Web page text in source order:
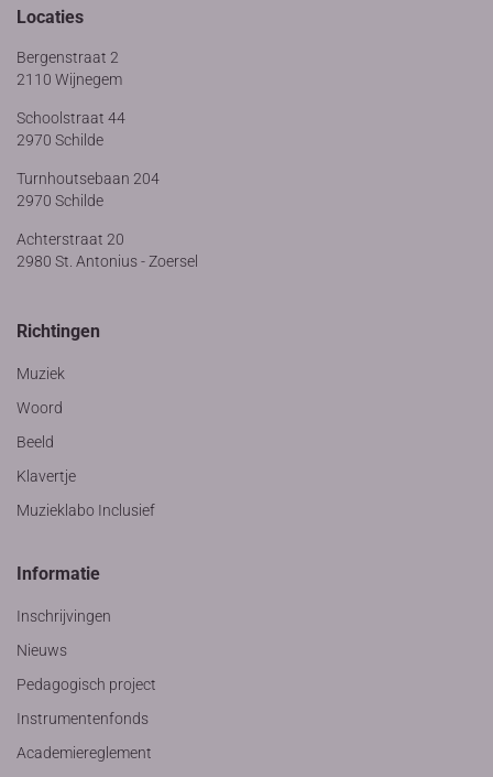
Locaties
Bergenstraat 2
2110 Wijnegem
Schoolstraat 44
2970 Schilde
Turnhoutsebaan 204
2970 Schilde
Achterstraat 20
2980 St. Antonius - Zoersel
Richtingen
Muziek
Woord
Beeld
Klavertje
Muzieklabo Inclusief
Informatie
Inschrijvingen
Nieuws
Pedagogisch project
Instrumentenfonds
Academiereglement